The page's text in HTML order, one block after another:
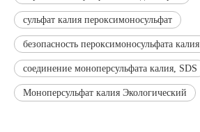
сульфат калия пероксимоносульфат
безопасность пероксимоносульфата калия
соединение моноперсульфата калия, SDS
Моноперсульфат калия Экологический